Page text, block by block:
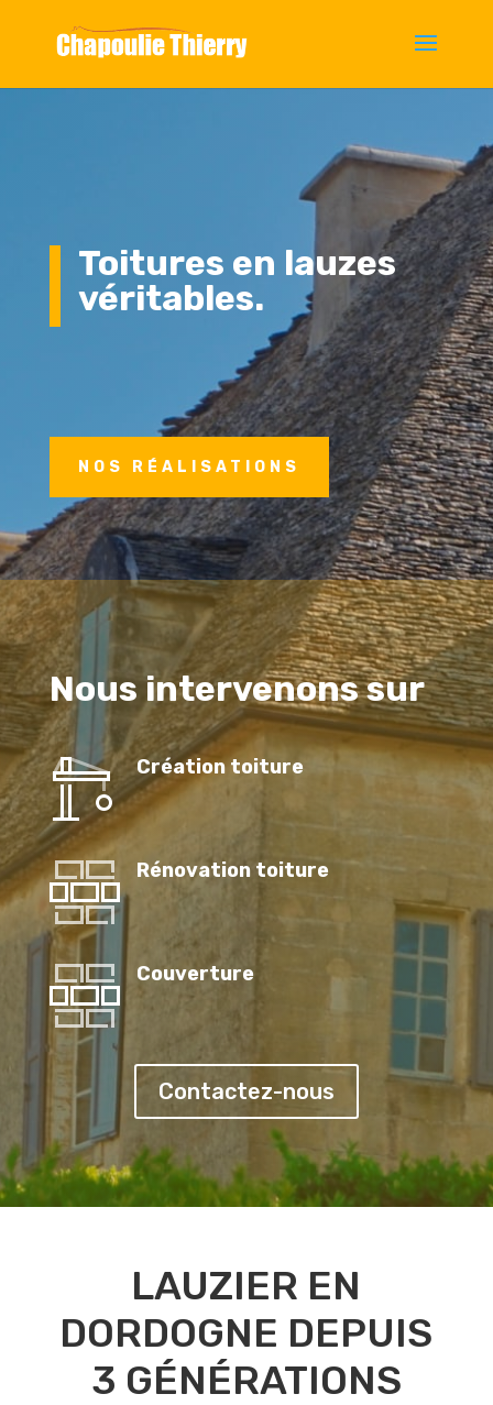
Toitures en lauzes
véritables.
NOS RÉALISATIONS
Nous intervenons sur
Création toiture
Rénovation toiture
Couverture
Contactez-nous
LAUZIER EN
DORDOGNE DEPUIS
3 GÉNÉRATIONS